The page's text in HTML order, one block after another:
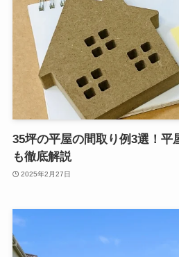
35坪の平屋の間取り例3選！平
も徹底解説
2025年2月27日